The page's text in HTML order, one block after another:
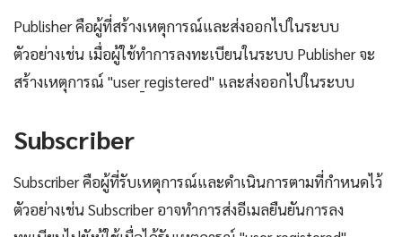
Publisher คือผู้ที่สร้างเหตุการณ์และส่งออกไปในระบบ
ตัวอย่างเช่น เมื่อผู้ใช้ทำการลงทะเบียนในระบบ Publisher จะ
สร้างเหตุการณ์ "user_registered" และส่งออกไปในระบบ
Subscriber
Subscriber คือผู้ที่รับเหตุการณ์และดำเนินการตามที่กำหนดไว้
ตัวอย่างเช่น Subscriber อาจทำการส่งอีเมลยืนยันการลง